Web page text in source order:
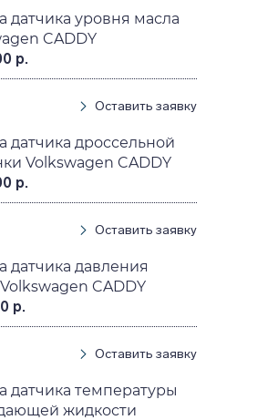
датчика уровня масла
CADDY
р.
Оставить заявку
датчика дроссельной
Volkswagen CADDY
р.
Оставить заявку
датчика давления
CADDY
р.
Оставить заявку
датчика температуры
жидкости